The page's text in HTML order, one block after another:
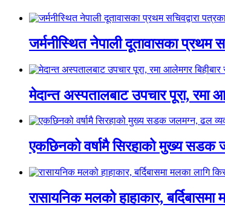
जर्मनीस्थित नेपाली दूतावासका प्रथम
मेदान्त अस्पतालबाट उपचार पूरा, रमा
एकछिनको वर्षामै सिरहाको मुख्य
रासायनिक मलको हाहाकार,